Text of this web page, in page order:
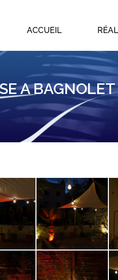
ACCUEIL
A
ACCUEIL